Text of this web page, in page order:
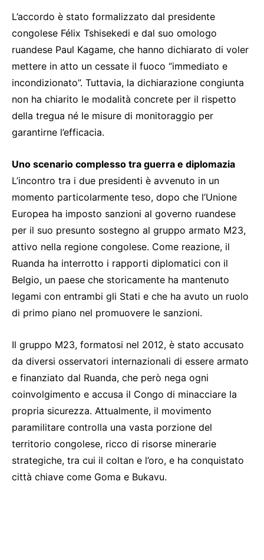
L’accordo è stato formalizzato dal presidente
congolese Félix Tshisekedi e dal suo omologo
ruandese Paul Kagame, che hanno dichiarato di voler
mettere in atto un cessate il fuoco “immediato e
incondizionato”. Tuttavia, la dichiarazione congiunta
non ha chiarito le modalità concrete per il rispetto
della tregua né le misure di monitoraggio per
garantirne l’efficacia.
Uno scenario complesso tra guerra e diplomazia
L’incontro tra i due presidenti è avvenuto in un
momento particolarmente teso, dopo che l’Unione
Europea ha imposto sanzioni al governo ruandese
per il suo presunto sostegno al gruppo armato M23,
attivo nella regione congolese. Come reazione, il
Ruanda ha interrotto i rapporti diplomatici con il
Belgio, un paese che storicamente ha mantenuto
legami con entrambi gli Stati e che ha avuto un ruolo
di primo piano nel promuovere le sanzioni.
Il gruppo M23, formatosi nel 2012, è stato accusato
da diversi osservatori internazionali di essere armato
e finanziato dal Ruanda, che però nega ogni
coinvolgimento e accusa il Congo di minacciare la
propria sicurezza. Attualmente, il movimento
paramilitare controlla una vasta porzione del
territorio congolese, ricco di risorse minerarie
strategiche, tra cui il coltan e l’oro, e ha conquistato
città chiave come Goma e Bukavu.